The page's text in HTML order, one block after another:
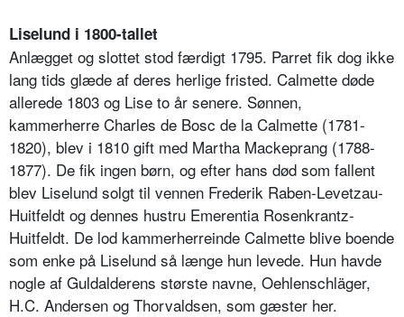
Liselund i 1800-tallet
Anlægget og slottet stod færdigt 1795. Parret fik dog ikke
lang tids glæde af deres herlige fristed. Calmette døde
allerede 1803 og Lise to år senere. Sønnen,
kammerherre Charles de Bosc de la Calmette (1781-
1820), blev i 1810 gift med Martha Mackeprang (1788-
1877). De fik ingen børn, og efter hans død som fallent
blev Liselund solgt til vennen Frederik Raben-Levetzau-
Huitfeldt og dennes hustru Emerentia Rosenkrantz-
Huitfeldt. De lod kammerherreinde Calmette blive boende
som enke på Liselund så længe hun levede. Hun havde
nogle af Guldalderens største navne, Oehlenschläger,
H.C. Andersen og Thorvaldsen, som gæster her.